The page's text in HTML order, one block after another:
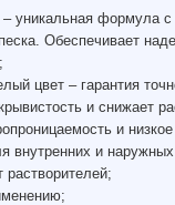
– уникальная формула
Обеспечивает
цвет – гарантия
и снижает
и
внутренних и
растворителей;